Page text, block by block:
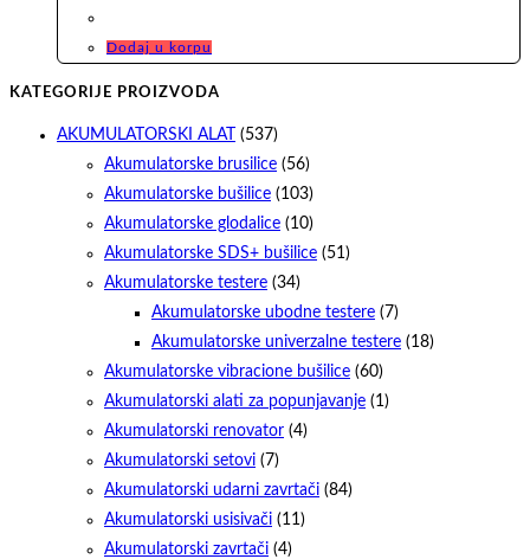
Dodaj u korpu
KATEGORIJE PROIZVODA
AKUMULATORSKI ALAT
(537)
Akumulatorske brusilice (56)
Akumulatorske bušilice (103)
Akumulatorske glodalice (10)
Akumulatorske SDS+ bušilice (51)
Akumulatorske testere (34)
Akumulatorske ubodne testere (7)
Akumulatorske univerzalne testere (18)
Akumulatorske vibracione bušilice (60)
Akumulatorski alati za popunjavanje (1)
Akumulatorski renovator (4)
Akumulatorski setovi (7)
Akumulatorski udarni zavrtači (84)
Akumulatorski usisivači (11)
Akumulatorski zavrtači (4)